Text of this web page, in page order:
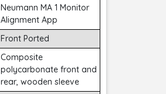
Neumann MA 1 Monitor
Alignment App
Front Ported
Composite
polycarbonate front and
rear, wooden sleeve